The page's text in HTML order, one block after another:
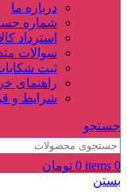
درباره ما
شماره
استرداد
سوالات
ثبت
راهنمای
شرایط و
جستجو
0
items
0 تومان
بستن